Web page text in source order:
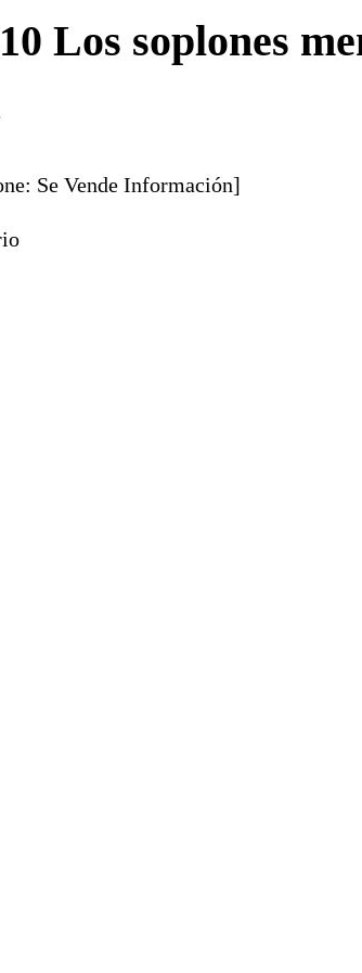
Los soplones
Se Vende Información]